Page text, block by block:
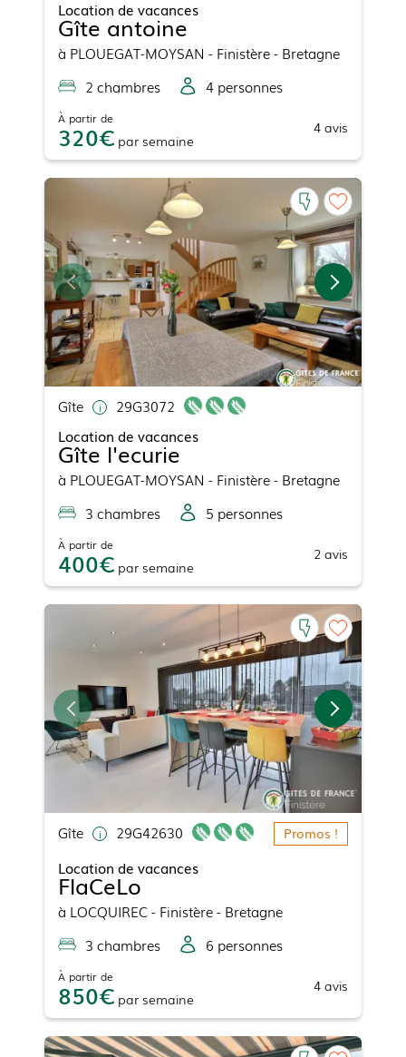
Location de vacances
Gîte antoine
à PLOUEGAT-MOYSAN - Finistère - Bretagne
2 chambres 4 personnes
À partir de
320 par semaine
4 avis
Gîte
29G3072
Location de vacances
Gîte l'ecurie
à PLOUEGAT-MOYSAN - Finistère - Bretagne
3 chambres 5 personnes
À partir de
400 par semaine
2 avis
Gîte 29G42630 Promos !
Location de vacances
FlaCeLo
à LOCQUIREC- Finistère - Bretagne
3 chambres 6 personnes
À partir de
850 par semaine
4 avis